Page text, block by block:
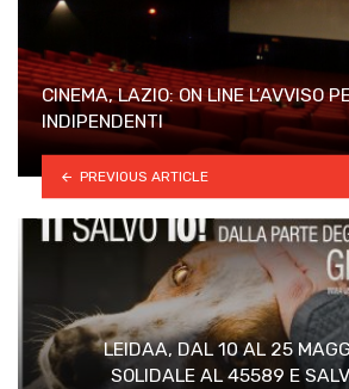
CINEMA, LAZIO: ON LINE L’AVVISO
INDIPENDENTI
PREVIOUS ARTICLE
LEIDAA, DAL 10 AL 25
SOLIDALE AL 45589 E